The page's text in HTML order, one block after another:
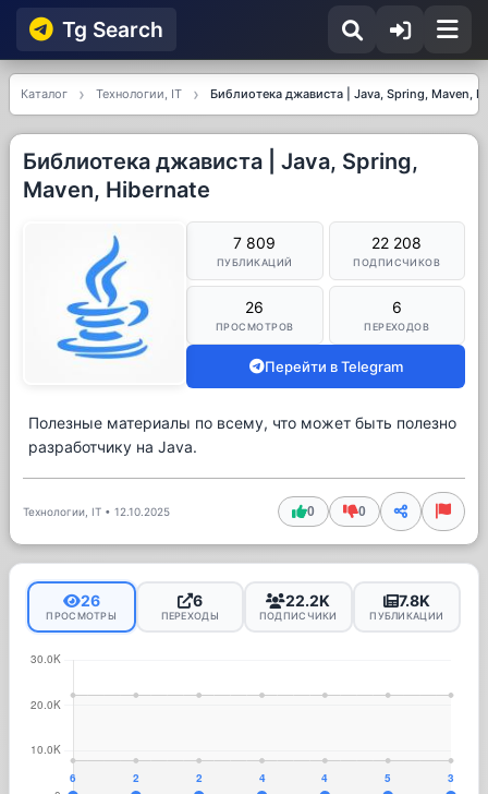
Tg Searсh
Каталог Технологии, IT Библиотека джависта | Java, Spring, Maven,
Библиотека джависта | Java, Spring,
Maven, Hibernate
7 809
ПУБЛИКАЦИЙ
22 208
ПОДПИСЧИКОВ
26
ПРОСМОТРОВ
6
ПЕРЕХОДОВ
Перейти в Telegram
Полезные материалы по всему, что может быть полезно
разработчику на Java.
Технологии, IT • 12.10.2025 0 0
26
ПРОСМОТРЫ
6
ПЕРЕХОДЫ
22.2K
ПОДПИСЧИКИ
7.8K
ПУБЛИКАЦИИ